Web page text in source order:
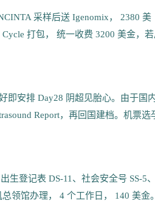
采样后送 Igenomix， 2380 美
打包， 统一收费 3200 美金，
即安排 Day28 阴超见胎心。由于国
Report，再回国建档。机票选
生登记表 DS-11、社会安全号 SS-5
领馆办理， 4 个工作日， 140 美金